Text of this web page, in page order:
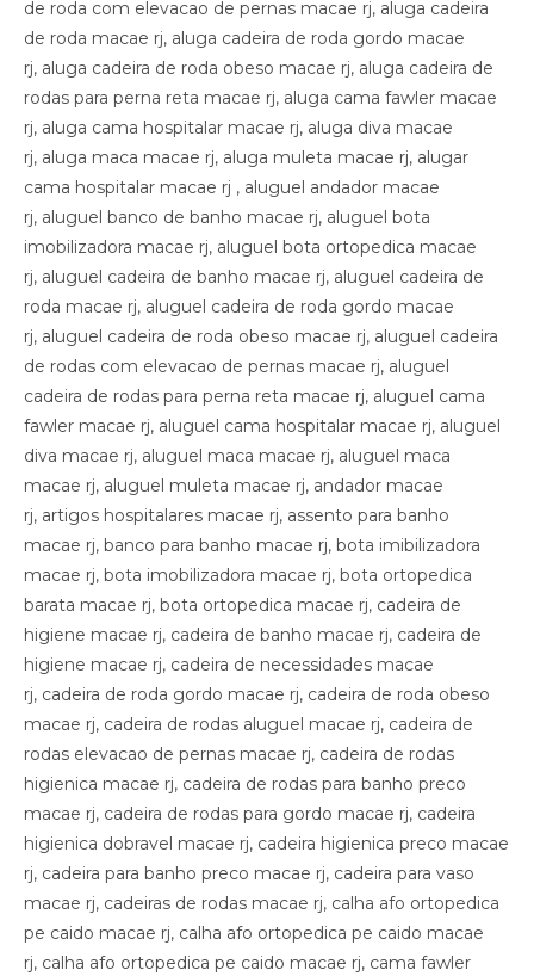
de roda com elevacao de pernas macae rj, aluga cadeira
de roda macae rj, aluga cadeira de roda gordo macae
rj, aluga cadeira de roda obeso macae rj, aluga cadeira de
rodas para perna reta macae rj, aluga cama fawler macae
rj, aluga cama hospitalar macae rj, aluga diva macae
rj, aluga maca macae rj, aluga muleta macae rj, alugar
cama hospitalar macae rj , aluguel andador macae
rj, aluguel banco de banho macae rj, aluguel bota
imobilizadora macae rj, aluguel bota ortopedica macae
rj, aluguel cadeira de banho macae rj, aluguel cadeira de
roda macae rj, aluguel cadeira de roda gordo macae
rj, aluguel cadeira de roda obeso macae rj, aluguel cadeira
de rodas com elevacao de pernas macae rj, aluguel
cadeira de rodas para perna reta macae rj, aluguel cama
fawler macae rj, aluguel cama hospitalar macae rj, aluguel
diva macae rj, aluguel maca macae rj, aluguel maca
macae rj, aluguel muleta macae rj, andador macae
rj, artigos hospitalares macae rj, assento para banho
macae rj, banco para banho macae rj, bota imibilizadora
macae rj, bota imobilizadora macae rj, bota ortopedica
barata macae rj, bota ortopedica macae rj, cadeira de
higiene macae rj, cadeira de banho macae rj, cadeira de
higiene macae rj, cadeira de necessidades macae
rj, cadeira de roda gordo macae rj, cadeira de roda obeso
macae rj, cadeira de rodas aluguel macae rj, cadeira de
rodas elevacao de pernas macae rj, cadeira de rodas
higienica macae rj, cadeira de rodas para banho preco
macae rj, cadeira de rodas para gordo macae rj, cadeira
higienica dobravel macae rj, cadeira higienica preco macae
rj, cadeira para banho preco macae rj, cadeira para vaso
macae rj, cadeiras de rodas macae rj, calha afo ortopedica
pe caido macae rj, calha afo ortopedica pe caido macae
rj, calha afo ortopedica pe caido macae rj, cama fawler